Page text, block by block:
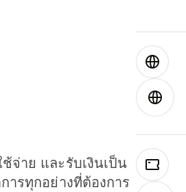
จ่าย และรับเงินเป็น
ารทุกอย่างที่ต้องการ